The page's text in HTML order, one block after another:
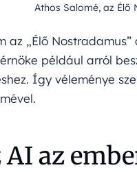
Athos Salomé, az
az „Élő
például arról
Így véleménye
az